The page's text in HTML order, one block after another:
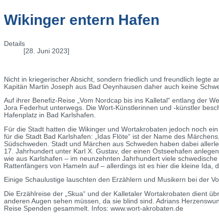
Wikinger entern Hafen
Details
[28. Juni 2023]
Nicht in kriegerischer Absicht, sondern friedlich und freundlich legte
Kapitän Martin Joseph aus Bad Oeynhausen daher auch keine
Auf ihrer Benefiz-Reise „Vom Nordcap bis ins Kalletal“ entlang der
Jora Federhut unterwegs. Die Wort-Künstlerinnen und -künstler
Hafenplatz in Bad Karlshafen.
Für die Stadt hatten die Wikinger und Wortakrobaten jedoch noch
für die Stadt Bad Karlshafen: „Idas Flöte“ ist der Name des
Südschweden. Stadt und Märchen aus Schweden haben dabei
17. Jahrhundert unter Karl X. Gustav, der einen Ostseehafen
wie aus Karlshafen – im neunzehnten Jahrhundert viele
Rattenfängers von Hameln auf – allerdings ist es hier die kleine Ida,
Einige Schaulustige lauschten den Erzählern und Musikern bei der
Die Erzählreise der „Skua“ und der Kalletaler Wortakrobaten dient
anderen Augen sehen müssen, da sie blind sind. Adrians
Reise Spenden gesammelt. Infos: www.wort-akrobaten.de